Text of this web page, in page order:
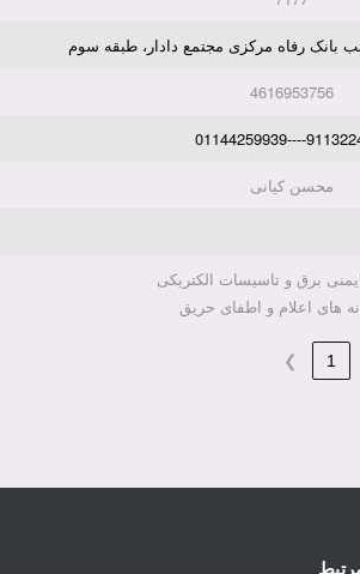
بانک رفاه مرکزی مجتمع دادار، طبقه سوم
4616953756
9113224330----
محسن کیانی
1
❯